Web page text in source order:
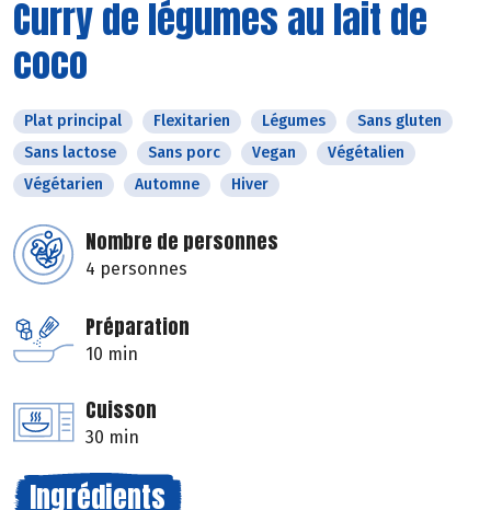
Curry de légumes au lait de
coco
Plat principal Flexitarien Légumes
Sans gluten
Sans lactose
Sans porc Vegan
Végétalien
Végétarien
Automne Hiver
Nombre de personnes
4 personnes
Préparation
10 min
Cuisson
30 min
Ingrédients